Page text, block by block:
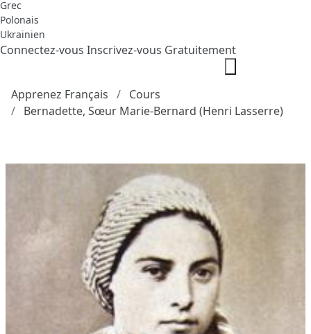
Grec
Polonais
Ukrainien
Connectez-vous Inscrivez-vous Gratuitement
Apprenez Français
Cours
Bernadette, Sœur Marie-Bernard (Henri Lasserre)